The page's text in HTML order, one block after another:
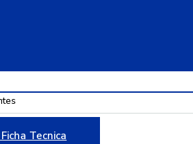
Tecnica